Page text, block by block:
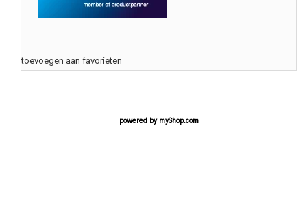
toevoegen aan favorieten
powered by myShop.com